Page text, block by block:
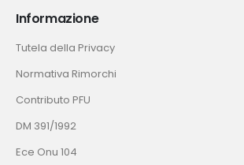
Informazione
Tutela della Privacy
Normativa Rimorchi
Contributo PFU
DM 391/1992
Ece Onu 104